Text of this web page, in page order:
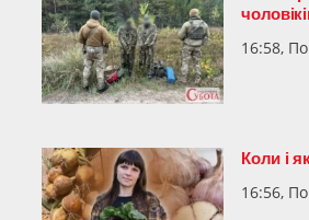
16:58,
Коли і
16:56,